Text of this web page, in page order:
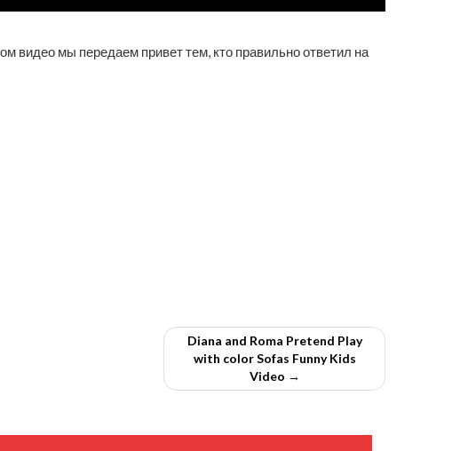
видео мы передаем привет тем, кто правильно ответил на
Diana and Roma Pretend Play
with color Sofas Funny Kids
Video →